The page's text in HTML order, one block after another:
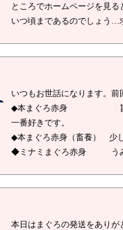
ところでホームページを見
いつ頃まであるのでしょう…
いつもお世話になります。前
◆本まぐろ赤身 旨みがあ
一番好きです。
◆本まぐろ赤身（畜養）
少
◆ミナミまぐろ赤身
うみ
本日はまぐろの発送をありが